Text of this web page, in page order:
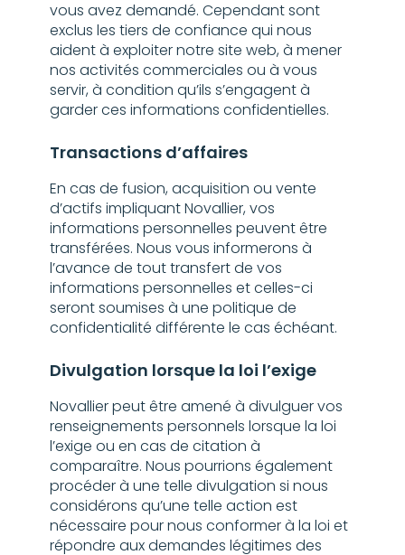
vous avez demandé. Cependant sont
exclus les tiers de confiance qui nous
aident à exploiter notre site web, à mener
nos activités commerciales ou à vous
servir, à condition qu’ils s’engagent à
garder ces informations confidentielles.
Transactions d’affaires
En cas de fusion, acquisition ou vente
d’actifs impliquant Novallier, vos
informations personnelles peuvent être
transférées. Nous vous informerons à
l’avance de tout transfert de vos
informations personnelles et celles-ci
seront soumises à une politique de
confidentialité différente le cas échéant.
Divulgation lorsque la loi l’exige
Novallier peut être amené à divulguer vos
renseignements personnels lorsque la loi
l’exige ou en cas de citation à
comparaître. Nous pourrions également
procéder à une telle divulgation si nous
considérons qu’une telle action est
nécessaire pour nous conformer à la loi et
répondre aux demandes légitimes des